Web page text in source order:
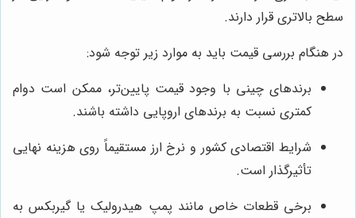
سطح بالاتری قرار دارند.
در هنگام بررسی قیمت باید به موارد زیر توجه شود:
برندهای چینی با وجود قیمت پایین‌تر، ممکن است دوام
کمتری نسبت به برندهای اروپایی داشته باشند.
شرایط اقتصادی کشور و نرخ ارز مستقیماً روی هزینه نهایی
تأثیرگذار است.
برخی قطعات خاص مانند پمپ هیدرولیک یا گیربکس به